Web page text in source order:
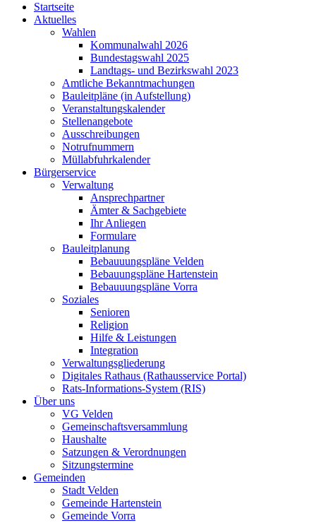
Startseite
Aktuelles
Wahlen
Kommunalwahl 2026
Bundestagswahl 2025
Landtags- und Bezirkswahl 2023
Amtliche Bekanntmachungen
Bauleitpläne (in Aufstellung)
Veranstaltungskalender
Stellenangebote
Ausschreibungen
Notrufnummern
Müllabfuhrkalender
Bürgerservice
Verwaltung
Ansprechpartner
Ämter & Sachgebiete
Ihr Anliegen
Formulare
Bauleitplanung
Bebauuungspläne Velden
Bebauungspläne Hartenstein
Bebauuungspläne Vorra
Soziales
Senioren
Religion
Hilfe & Leistungen
Integration
Verwaltungsgliederung
Digitales Rathaus (Rathausservice Portal)
Rats-Informations-System (RIS)
Über uns
VG Velden
Gemeinschaftsversammlung
Haushalte
Satzungen & Verordnungen
Sitzungstermine
Gemeinden
Stadt Velden
Gemeinde Hartenstein
Gemeinde Vorra